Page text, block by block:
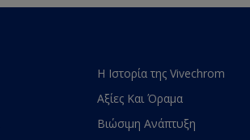
Η Ιστορία της Vivechrom
Αξίες Και Όραμα
Βιώσιμη Ανάπτυξη